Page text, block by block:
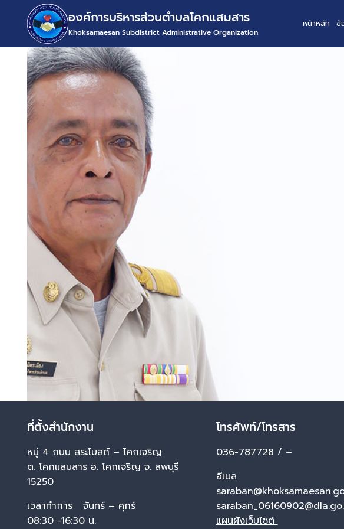
องค์การบริหารส่วนตำบลโคกแสมสาร
Khoksamaesan Subdistrict Administrative Organization
หน้าหลัก ข้
ที่ตั้งสำนักงาน
หมู่ 4 ถนน สระโบสถ์ – โคกเจริญ
ต. โคกแสมสาร อ. โคกเจริญ จ. ลพบุรี
15250
เวลาทำการ จันทร์ – ศุกร์
08:30 -16:30 น.
โทรศัพท์/โทรสาร
036-787728 / –
อีเมล
แผนผังเว็บไซต์